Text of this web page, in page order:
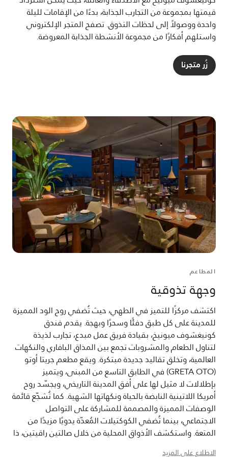
قيمتها بمجموعة من التجارب الجذابة، بدءًا من الإقامات لليلة
واحدة ووصولاً إلى لحظات التذوق. تصفح المتجر الإلكتروني
واستلهم أفكارًا من مجموعة الأنشطة الجذابة المعروضة.
زُر متجرنا
المطاعم
وجهة تذوقية
اكتشف مركزًا للتميز في الطهي، حيث تُضفي روح الود المميزة
للمدينة على كل طبق دفئًا وسحرًا وبهجة. يقدم فندق
كونيغشوف ميونيخ، بقيادة فريق عمل مبدع، تجارب لذيذة
لتناول الطعام والمشروبات تجمع بين المذاق البافاري والنكهات
العالمية، وتخلق تقاليد جديدة مبتكرة. ويقع مطعم جريتا أوتو
(GRETA OTO) في الطابق التاسع من المبنى، ويتميز
بإطلالات لا مثيل لها على أفق المدينة التاريخي، ويجسّد روح
أمريكا اللاتينية النابضة بالحياة ونكهاتها الشهية. كما تُشجّع قائمة
الوصفات المميزة والمصممة للمشاركة على التواصل
الاجتماعي، بينما تُضفي الكوكتيلات المُعدّة يدويًا مزيدًا من
المتعة. واستكشف الأذواق المحلية من خلال صالتين راقيتين، ذا
الاطلاع على المزيد